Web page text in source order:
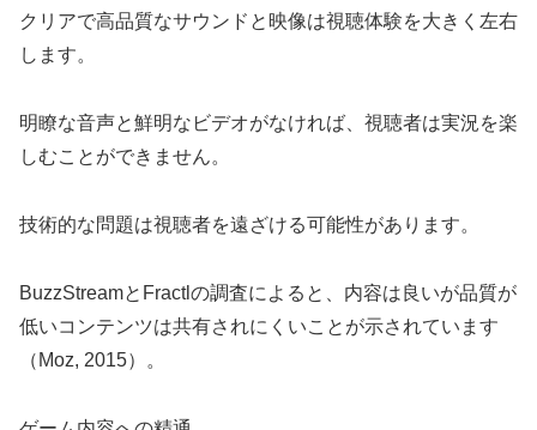
クリアで高品質なサウンドと映像は視聴体験を大きく左右
します。
明瞭な音声と鮮明なビデオがなければ、視聴者は実況を楽
しむことができません。
技術的な問題は視聴者を遠ざける可能性があります。
BuzzStreamとFractlの調査によると、内容は良いが品質が
低いコンテンツは共有されにくいことが示されています
（Moz, 2015）。